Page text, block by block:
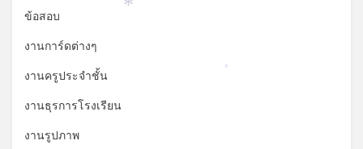
ข้อสอบ
งานการ์ดต่างๆ
งานครูประจำชั้น
งานธุรการโรงเรียน
งานรูปภาพ